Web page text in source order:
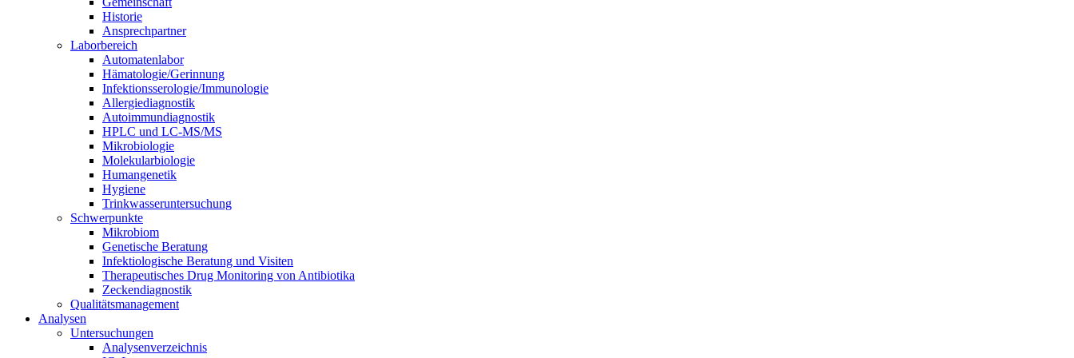
Historie
Ansprechpartner
Laborbereich
Automatenlabor
Hämatologie/Gerinnung
Infektionsserologie/Immunologie
Allergiediagnostik
Autoimmundiagnostik
HPLC und LC-MS/MS
Mikrobiologie
Molekularbiologie
Humangenetik
Hygiene
Trinkwasseruntersuchung
Schwerpunkte
Mikrobiom
Genetische Beratung
Infektiologische Beratung und Visiten
Therapeutisches Drug Monitoring von Antibiotika
Zeckendiagnostik
Qualitätsmanagement
Analysen
Untersuchungen
Analysenverzeichnis